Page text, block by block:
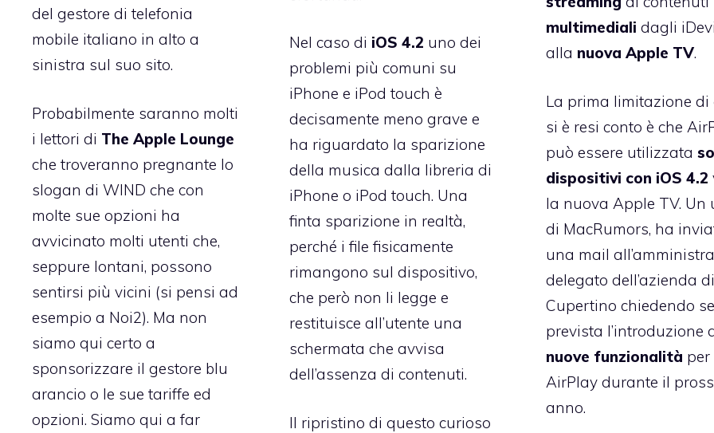
multimediali dagli
alla nuova Apple TV.
La prima limitazione di
si è resi conto è che
può essere utilizzata
dispositivi con iOS 4.2
la nuova Apple TV. Un
di MacRumors, ha
una mail
delegato dell’azienda
Cupertino chiedendo
prevista l’introduzione
nuove funzionalità per
AirPlay durante il
anno.
del gestore di telefonia
mobile italiano in alto a
sinistra sul suo sito.
Probabilmente saranno molti
i lettori di The Apple Lounge
che troveranno pregnante lo
slogan di WIND che con
molte sue opzioni ha
avvicinato molti utenti che,
seppure lontani, possono
sentirsi più vicini (si pensi ad
esempio a Noi2). Ma non
siamo qui certo a
sponsorizzare il gestore blu
arancio o le sue tariffe ed
opzioni. Siamo qui a far
Nel caso di iOS 4.2 uno dei
problemi più comuni su
iPhone e iPod touch è
decisamente meno grave e
ha riguardato la sparizione
della musica dalla libreria di
iPhone o iPod touch. Una
finta sparizione in realtà,
perché i file fisicamente
rimangono sul dispositivo,
che però non li legge e
restituisce all’utente una
schermata che avvisa
dell’assenza di contenuti.
Il ripristino di questo curioso